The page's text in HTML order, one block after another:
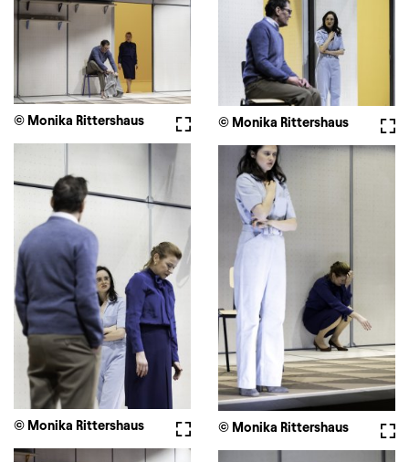
Vollbild
© Monika Rittershaus © Monika Rittershaus
Vollbild
© Monika Rittershaus © Monika Rittershaus